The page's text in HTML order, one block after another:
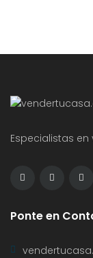
Especialistas
Ponte en